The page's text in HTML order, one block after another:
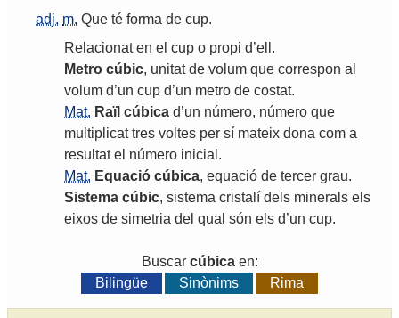
adj. m. Que té forma de cup.
Relacionat en el cup o propi d’ell .
Metro cúbic, unitat de volum que correspon al
volum d’un cup d’un metro de costat.
Mat. Raïl cúbica d’un número, número que
multiplicat tres voltes per sí mateix dona com a
resultat el número inicial .
Mat. Equació cúbica, equació de tercer grau.
Sistema cúbic, sistema cristalí dels minerals els
eixos de simetria del qual són els d’un cup.
Buscar cúbicaen:
Bilingüe
Sinònims Rima